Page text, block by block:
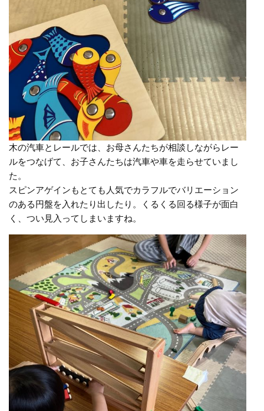
木の汽車とレールでは、お母さんたちが相談しながらレー
ルをつなげて、お子さんたちは汽車や車を走らせていまし
た。
スピンアゲインもとても人気でカラフルでバリエーション
のある円盤を入れたり出したり。くるくる回る様子が面白
く、つい見入ってしまいますね。